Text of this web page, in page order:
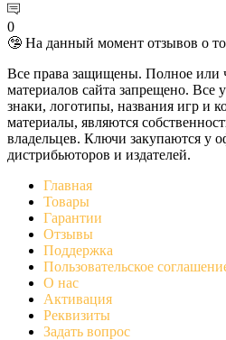
0
🤥 На данный момент отзывов о
Все права защищены. Полное или
материалов сайта запрещено. Все
знаки, логотипы, названия игр и
материалы, являются
владельцев. Ключи закупаются у
дистрибьюторов и издателей.
Главная
Товары
Гарантии
Отзывы
Поддержка
Пользовательское
О нас
Активация
Реквизиты
Задать вопрос